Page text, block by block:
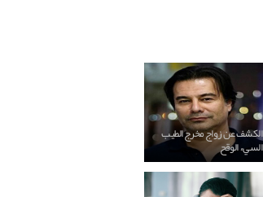
الكشف عن زواج مخرج الطيب
السيء الوقح